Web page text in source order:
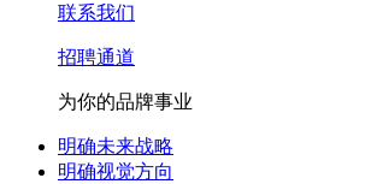
联系我们
招聘通道
为你的品牌事业
明确未来战略
明确视觉方向